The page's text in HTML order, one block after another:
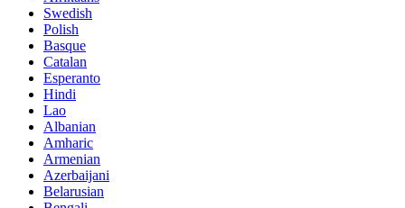
Swedish
Polish
Basque
Catalan
Esperanto
Hindi
Lao
Albanian
Amharic
Armenian
Azerbaijani
Belarusian